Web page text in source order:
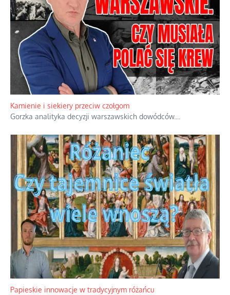
Kamienie i siekiery przeciw czołgom
Gorzka analityka decyzji warszawskich dowódców.
Papieskie innowacje w tradycyjnym różańcu